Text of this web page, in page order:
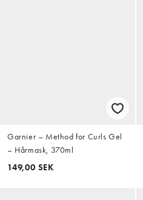
Garnier – Method for Curls Gel
– Hårmask, 370ml
149,00 SEK